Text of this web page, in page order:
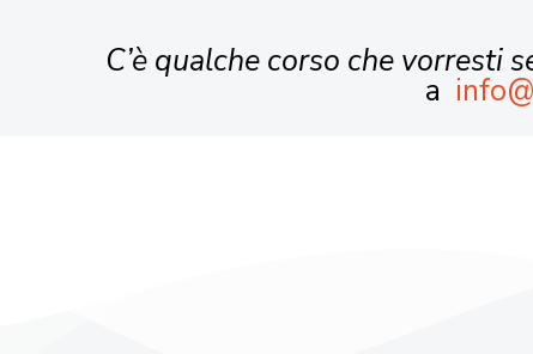
C’è qualche corso che vorresti
a